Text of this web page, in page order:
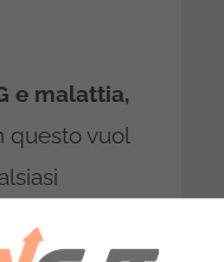
e malattia,
questo vuol